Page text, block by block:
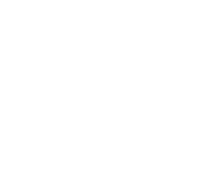
usług świadczonych przez web.lex, a także ...